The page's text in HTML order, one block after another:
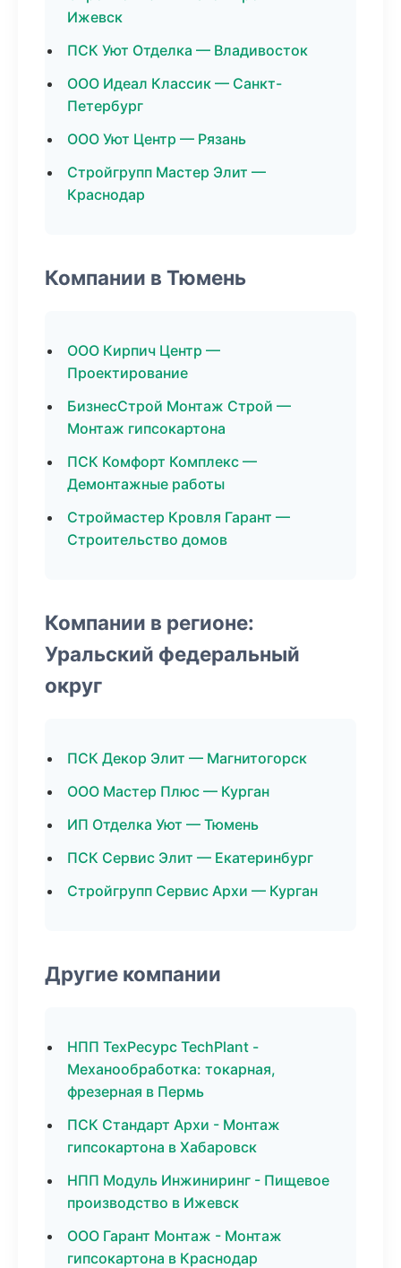
Ижевск
ПСК Уют Отделка — Владивосток
ООО Идеал Классик — Санкт-
Петербург
ООО Уют Центр — Рязань
Стройгрупп Мастер Элит —
Краснодар
Компании в Тюмень
ООО Кирпич Центр —
Проектирование
БизнесСтрой Монтаж Строй —
Монтаж гипсокартона
ПСК Комфорт Комплекс —
Демонтажные работы
Строймастер Кровля Гарант —
Строительство домов
Компании в регионе:
Уральский федеральный
округ
ПСК Декор Элит — Магнитогорск
ООО Мастер Плюс — Курган
ИП Отделка Уют — Тюмень
ПСК Сервис Элит — Екатеринбург
Стройгрупп Сервис Архи — Курган
Другие компании
НПП ТехРесурс TechPlant -
Механообработка: токарная,
фрезерная в Пермь
ПСК Стандарт Архи - Монтаж
гипсокартона в Хабаровск
НПП Модуль Инжиниринг - Пищевое
производство в Ижевск
ООО Гарант Монтаж - Монтаж
гипсокартона в Краснодар